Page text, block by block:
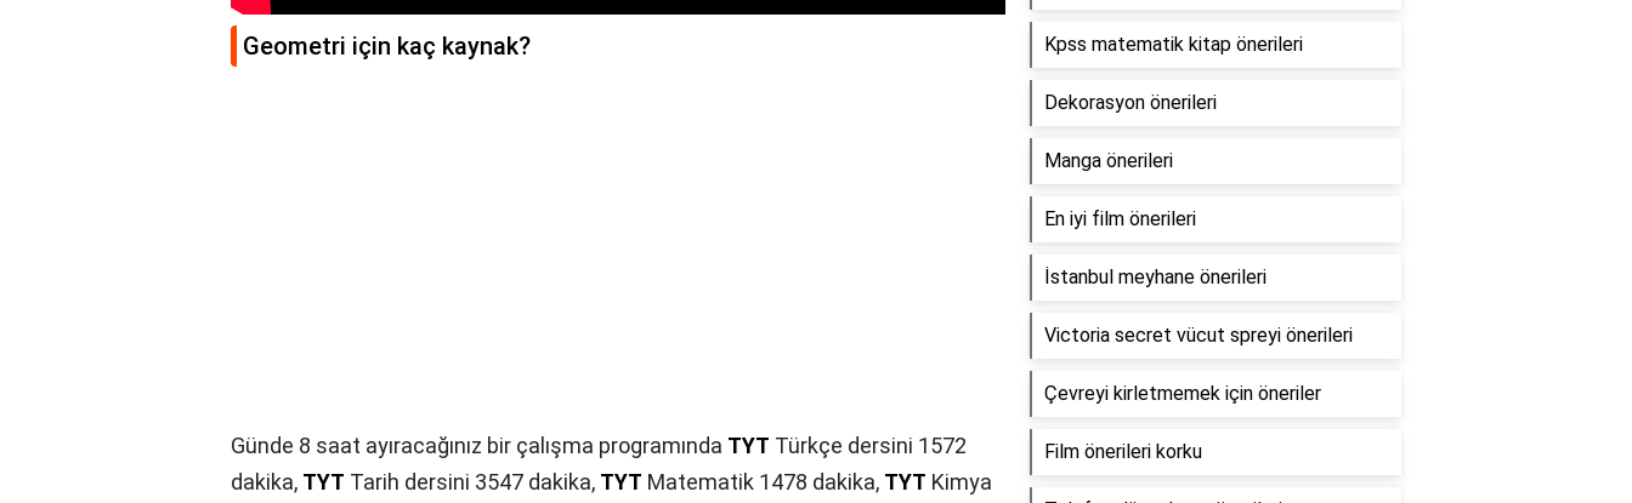
Geometri için kaç kaynak?
Günde 8 saat ayıracağınız bir çalışma programında TYT Türkçe dersini 1572
dakika, TYT Tarih dersini 3547 dakika, TYT Matematik 1478 dakika, TYT Kimya
Kpss matematik kitap önerileri
Dekorasyon önerileri
Manga önerileri
En iyi film önerileri
İstanbul meyhane önerileri
Victoria secret vücut spreyi önerileri
Çevreyi kirletmemek için öneriler
Film önerileri korku